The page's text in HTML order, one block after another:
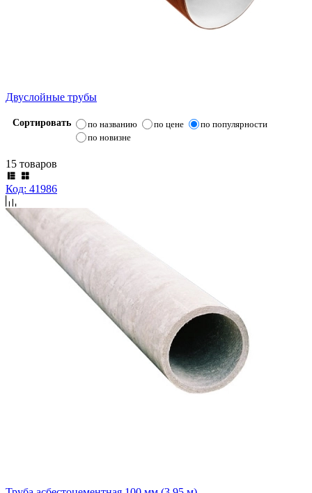
Двуслойные трубы
Сортировать по названию по цене
по популярности
по новизне
15 товаров
Код: 41986